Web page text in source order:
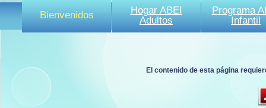
Bienvenidos
Hogar ABEI
Adultos
Programa
Infantil
El contenido de esta página